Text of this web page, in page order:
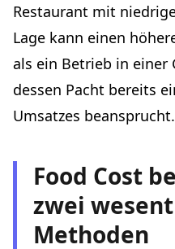
Restaurant mit
Lage kann einen
als ein Betrieb in einer
dessen Pacht bereits
Umsatzes beansprucht.
Food Cost
zwei
Methoden